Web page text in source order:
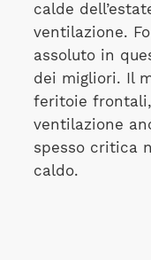
calde
ventilazione.
assoluto in
dei migliori. Il
feritoie
ventilazione
spesso critica
caldo.